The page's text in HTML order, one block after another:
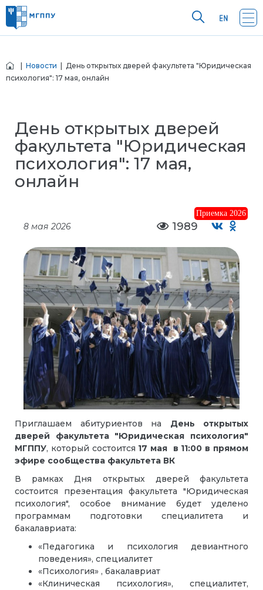
Новости | День открытых дверей факультета "Юридическая
психология": 17 мая, онлайн
День открытых дверей
факультета "Юридическая
психология": 17 мая,
онлайн
Приемка 2026
8 мая 2026 1989
Приглашаем абитуриентов на День открытых
дверей факультета "Юридическая психология"
МГППУ, который состоится 17 мая
в 11:00 в прямом
эфире сообщества факультета ВК
В рамках Дня открытых дверей факультета
состоится презентация факультета "Юридическая
психология", особое внимание будет уделено
программам подготовки специалитета и
бакалавриата:
«Педагогика и психология девиантного
поведения», специалитет
«Психология» , бакалавриат
«Клиническая психология», специалитет,